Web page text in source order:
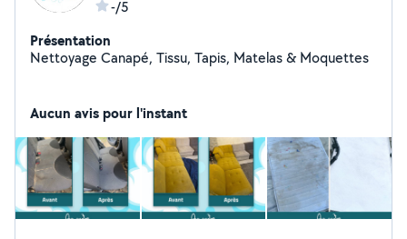
-/5
Présentation
Nettoyage Canapé, Tissu, Tapis, Matelas & Moquettes
Aucun avis pour l'instant